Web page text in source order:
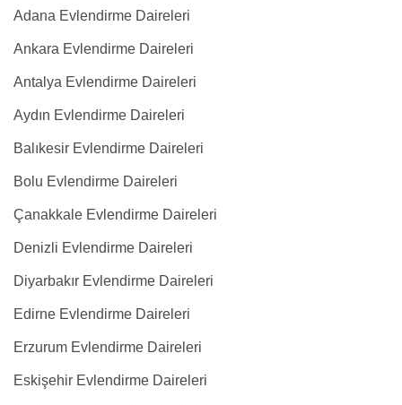
Adana Evlendirme Daireleri
Ankara Evlendirme Daireleri
Antalya Evlendirme Daireleri
Aydın Evlendirme Daireleri
Balıkesir Evlendirme Daireleri
Bolu Evlendirme Daireleri
Çanakkale Evlendirme Daireleri
Denizli Evlendirme Daireleri
Diyarbakır Evlendirme Daireleri
Edirne Evlendirme Daireleri
Erzurum Evlendirme Daireleri
Eskişehir Evlendirme Daireleri